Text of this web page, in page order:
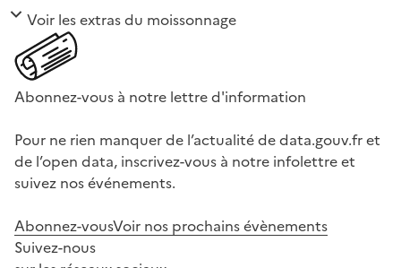
Voir les extras du moissonnage
Abonnez-vous à notre lettre d'information
Pour ne rien manquer de l’actualité de data.gouv.fr et
de l’open data, inscrivez-vous à notre infolettre et
suivez nos événements.
Abonnez-vousVoir nos prochains évènements
Suivez-nous